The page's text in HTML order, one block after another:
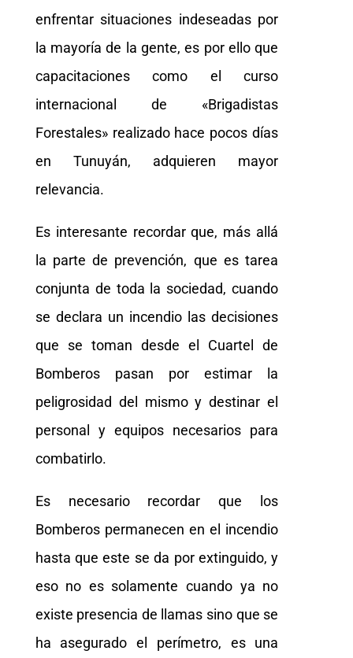
enfrentar situaciones indeseadas por
la mayoría de la gente, es por ello que
capacitaciones como el curso
internacional de «Brigadistas
Forestales» realizado hace pocos días
en Tunuyán, adquieren mayor
relevancia.
Es interesante recordar que, más allá
la parte de prevención, que es tarea
conjunta de toda la sociedad, cuando
se declara un incendio las decisiones
que se toman desde el Cuartel de
Bomberos pasan por estimar la
peligrosidad del mismo y destinar el
personal y equipos necesarios para
combatirlo.
Es necesario recordar que los
Bomberos permanecen en el incendio
hasta que este se da por extinguido, y
eso no es solamente cuando ya no
existe presencia de llamas sino que se
ha asegurado el perímetro, es una